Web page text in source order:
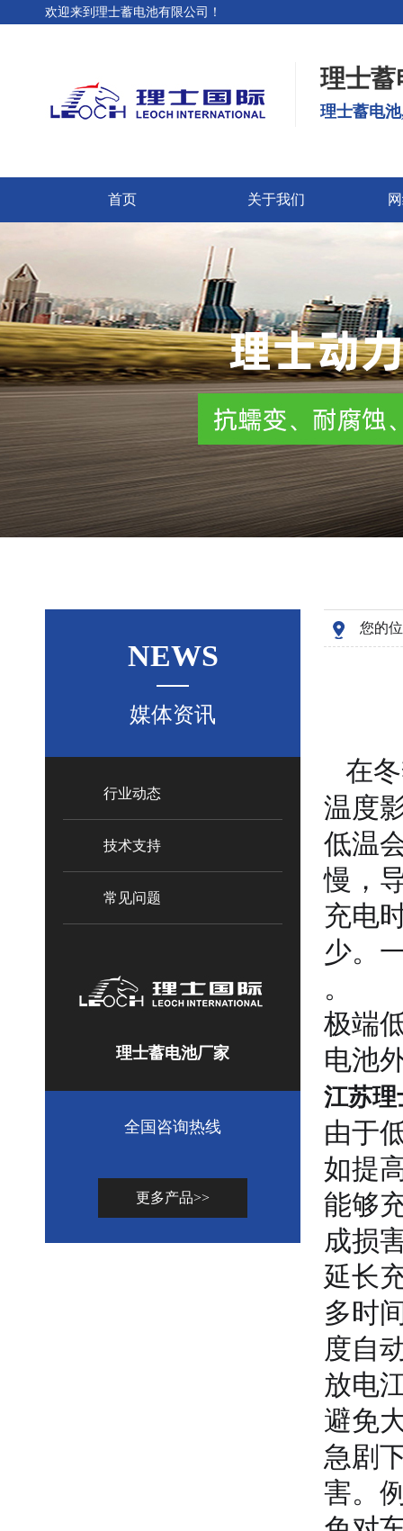
欢迎来到理士蓄电池有限公司！
理士蓄
理士蓄电
首页 关于我们
NEWS
媒体资讯
行业动态
技术支持
常见问题
理士蓄电池厂家
全国咨询热线
更多产品>>
您的
在
温度
低温
慢，
充电
少。
。
极端
电池
江苏
由于
如提
能够
成损
延长
多时
度自
放电
避免
急剧
害。